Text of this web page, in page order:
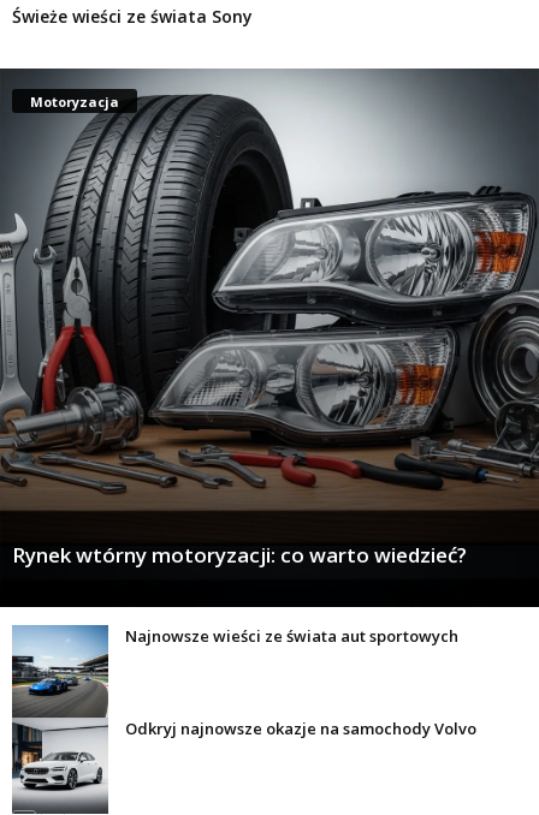
Świeże wieści ze świata Sony
Motoryzacja
Rynek wtórny motoryzacji: co warto wiedzieć?
Najnowsze wieści ze świata aut sportowych
Odkryj najnowsze okazje na samochody Volvo